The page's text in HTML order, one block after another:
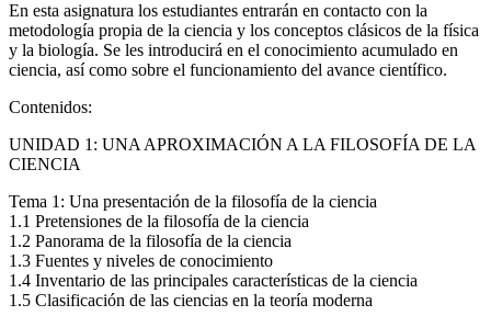
En esta asignatura los estudiantes entrarán en contacto con la
metodología propia de la ciencia y los conceptos clásicos de la física
y la biología. Se les introducirá en el conocimiento acumulado en
ciencia, así como sobre el funcionamiento del avance científico.
Contenidos:
UNIDAD 1: UNA APROXIMACIÓN A LA FILOSOFÍA DE LA
CIENCIA
Tema 1: Una presentación de la filosofía de la ciencia
1.1 Pretensiones de la filosofía de la ciencia
1.2 Panorama de la filosofía de la ciencia
1.3 Fuentes y niveles de conocimiento
1.4 Inventario de las principales características de la ciencia
1.5 Clasificación de las ciencias en la teoría moderna